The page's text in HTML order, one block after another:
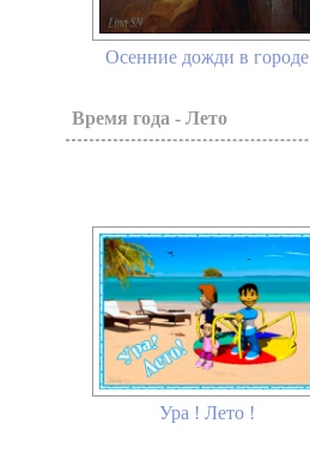
Осенние дожди в городе
Время года - Лето
Ура ! Лето !